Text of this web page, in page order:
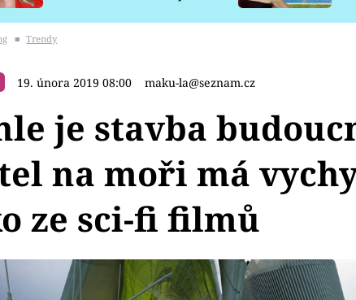
■ Trendy
19. února 2019 08:00 maku-la@seznam.cz
je stavba
na moři má
ze sci-fi filmů